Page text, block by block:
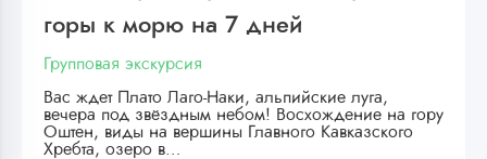
горы к морю на 7 дней
Групповая экскурсия
Вас ждет Плато Лаго-Наки, альпийские луга,
вечера под звёздным небом! Восхождение на гору
Оштен, виды на вершины Главного Кавказского
Хребта, озеро в…